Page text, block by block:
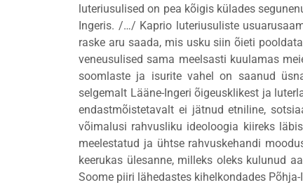
luteriusulised on pea kõigis külades
Ingeris. /…/ Kaprio luteriusuliste
raske aru saada, mis usku siin õieti
veneusulised sama meelsasti kuulamas
soomlaste ja isurite vahel on saanud
selgemalt Lääne-Ingeri õigeusklikest ja
endastmõistetavalt ei jätnud etniline,
võimalusi rahvusliku ideoloogia kiireks
meelestatud ja ühtse rahvuskehandi
keerukas ülesanne, milleks oleks kulunud
Soome piiri lähedastes kihelkondades Põhja-